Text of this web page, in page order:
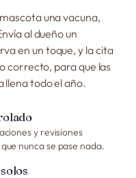
una vacuna,
al dueño un
en un toque, y la cita
correcto, para que las
llena todo el año.
y revisiones
nunca se pase nada.